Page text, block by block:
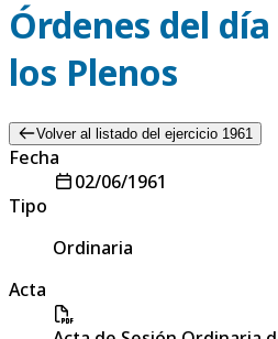
Órdenes del
los Plenos
Volver al listado del ejercicio 1961
Fecha
02/06/1961
Tipo
Ordinaria
Acta